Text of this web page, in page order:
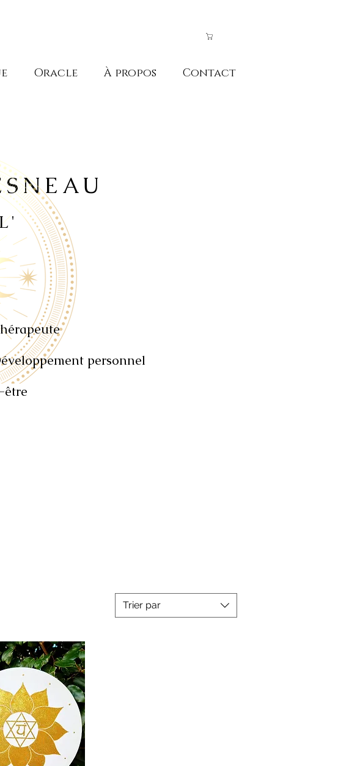
Oracle À propos Contact
personnel
être
Trier par